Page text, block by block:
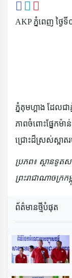
AKP ភ្នំពេញ ថ្ងៃ
ភ្នំគុមហ្គាង ដែល
ភាពចំពោះផ្នែក
ជ្រោះដ៏ស្រស់ស្អាត
ប្រភព៖ ស្ថានទូតស
ព្រះរាជាណាចក្រកម្
ព័ត៌មានថ្មីបំផុត​